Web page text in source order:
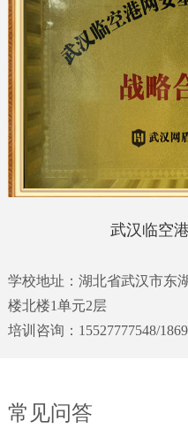
武汉临空
学校地址：湖北省武汉市东
楼北楼1单元2层
培训咨询：15527777548/
常见问答